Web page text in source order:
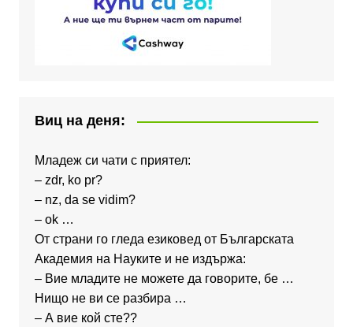
Виц на деня:
Младеж си чати с приятел:
– zdr, ko pr?
– nz, da se vidim?
– ok …
От страни го гледа езиковед от Българската
Академия на Науките и не издържа:
– Вие младите не можете да говорите, бе …
Нищо не ви се разбира …
– А вие кой сте??